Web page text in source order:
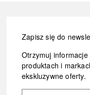
Zapisz się do
Otrzymuj
produktach i
ekskluzywne oferty.